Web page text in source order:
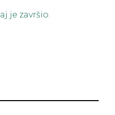
je završio.